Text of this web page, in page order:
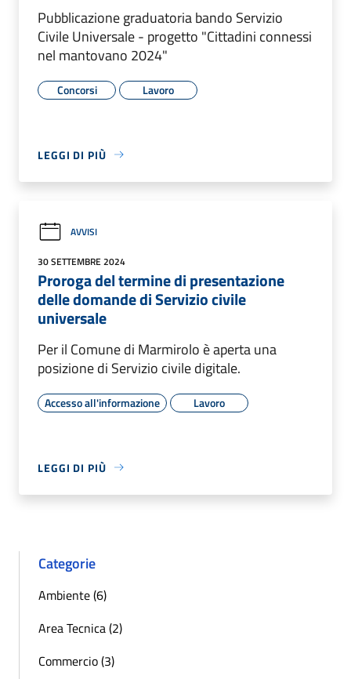
Pubblicazione graduatoria bando Servizio
Civile Universale - progetto "Cittadini connessi
nel mantovano 2024"
Concorsi Lavoro
LEGGI DI PIÙ
AVVISI
30 SETTEMBRE 2024
Proroga del termine di presentazione
delle domande di Servizio civile
universale
Per il Comune di Marmirolo è aperta una
posizione di Servizio civile digitale.
Accesso all'informazione Lavoro
LEGGI DI PIÙ
Categorie
Ambiente (6)
Area Tecnica (2)
Commercio (3)